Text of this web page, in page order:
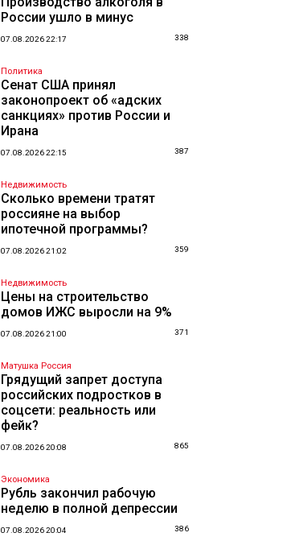
России ушло в минус
07.08.2026 22:17 338
Политика
Сенат США принял
законопроект об «адских
санкциях» против России и
Ирана
07.08.2026 22:15 387
Недвижимость
Сколько времени тратят
россияне на выбор
ипотечной программы?
07.08.2026 21:02 359
Недвижимость
Цены на строительство
домов ИЖС выросли на 9%
07.08.2026 21:00 371
Матушка Россия
Грядущий запрет доступа
российских подростков в
соцсети: реальность или
фейк?
07.08.2026 20:08 865
Экономика
Рубль закончил рабочую
неделю в полной депрессии
07.08.2026 20:04 386